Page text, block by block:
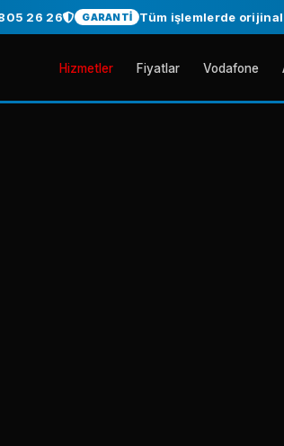
GARANTİ Tüm işlemlerde orijinal parça ve
Hizmetler Fiyatlar Vodafone